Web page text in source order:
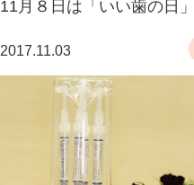
11月８日は「いい歯の日
2017.11.03